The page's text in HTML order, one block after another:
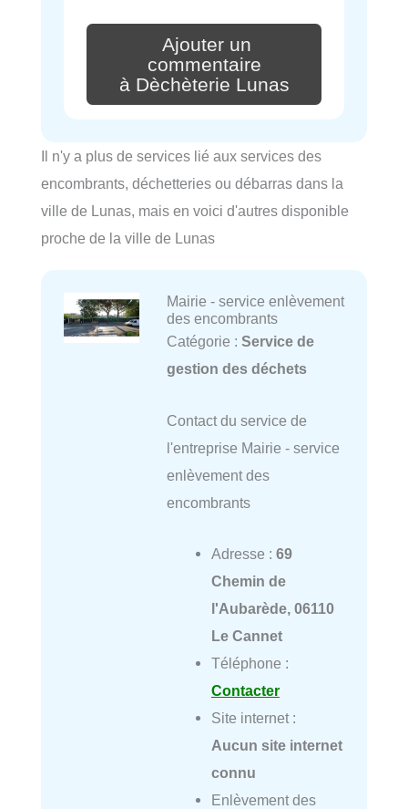
Ajouter un
commentaire
à Dèchèterie Lunas
Il n'y a plus de services lié aux services des
encombrants, déchetteries ou débarras dans la
ville de Lunas, mais en voici d'autres disponible
proche de la ville de Lunas
Mairie - service enlèvement
des encombrants
Catégorie : Service de
gestion des déchets
Contact du service de
l'entreprise Mairie - service
enlèvement des
encombrants
Adresse : 69
Chemin de
l'Aubarède, 06110
Le Cannet
Téléphone :
Contacter
Site internet :
Aucun site internet
connu
Enlèvement des